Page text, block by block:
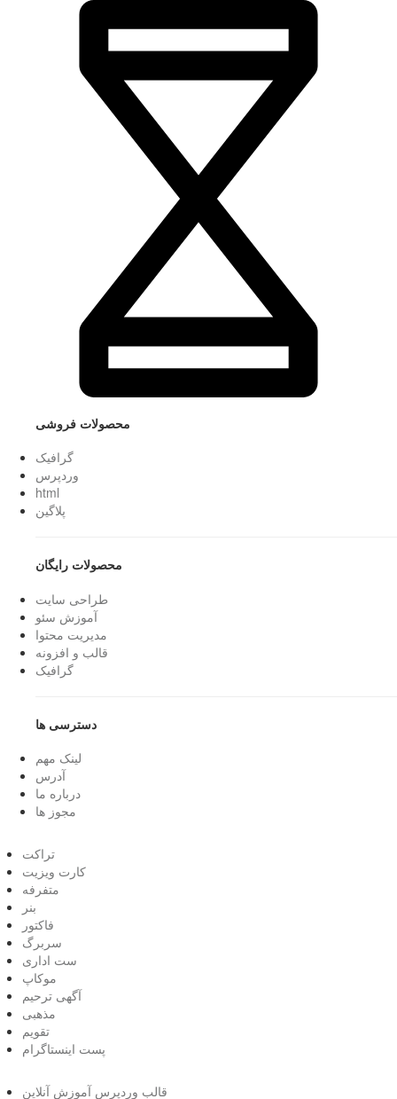
محصولات فروشی
گرافیک
وردپرس
html
پلاگین
محصولات رایگان
طراحی سایت
آموزش سئو
مدیریت محتوا
قالب و افزونه
گرافیک
دسترسی ها
لینک مهم
آدرس
درباره ما
مجوز ها
تراکت
کارت ویزیت
متفرفه
بنر
فاکتور
سربرگ
ست اداری
موکاپ
آگهی ترحیم
مذهبی
تقویم
پست اینستاگرام
قالب وردپرس آموزش آنلاین